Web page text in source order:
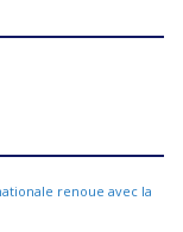
renoue avec la